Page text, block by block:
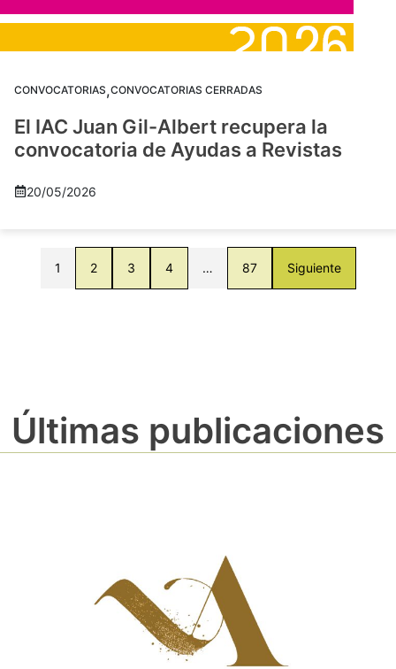
CONVOCATORIAS,CONVOCATORIAS CERRADAS
El IAC Juan Gil-Albert recupera la
convocatoria de Ayudas a Revistas
20/05/2026
1 2 3 4 … 87 Siguiente
Últimas publicaciones